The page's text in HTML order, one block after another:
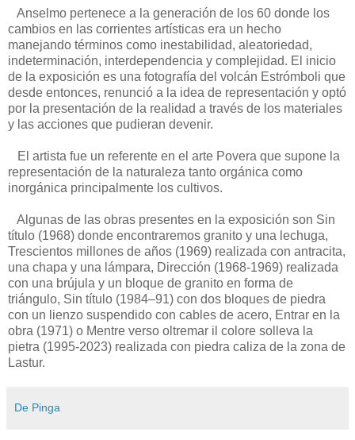
Anselmo pertenece a la generación de los 60 donde los
cambios en las corrientes artísticas era un hecho
manejando términos como inestabilidad, aleatoriedad,
indeterminación, interdependencia y complejidad. El inicio
de la exposición es una fotografía del volcán Estrómboli que
desde entonces, renunció a la idea de representación y optó
por la presentación de la realidad a través de los materiales
y las acciones que pudieran devenir.
El artista fue un referente en el arte Povera que supone la
representación de la naturaleza tanto orgánica como
inorgánica principalmente los cultivos.
Algunas de las obras presentes en la exposición son Sin
título (1968) donde encontraremos granito y una lechuga,
Trescientos millones de años (1969) realizada con antracita,
una chapa y una lámpara, Dirección (1968-1969) realizada
con una brújula y un bloque de granito en forma de
triángulo, Sin título (1984–91) con dos bloques de piedra
con un lienzo suspendido con cables de acero, Entrar en la
obra (1971) o Mentre verso oltremar il colore solleva la
pietra (1995-2023) realizada con piedra caliza de la zona de
Lastur.
De Pinga